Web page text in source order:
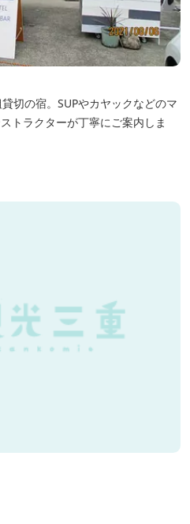
切の宿。SUPやカヤックなどのマ
トラクターが丁寧にご案内しま